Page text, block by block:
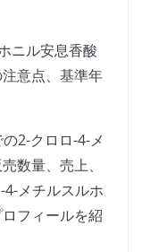
ニル安息香酸
意点、基準年
2-クロロ-4-メ
数量、売上、
メチルスルホ
フィールを紹